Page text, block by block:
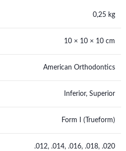
0,25 kg
10 × 10 × 10 cm
American Orthodontics
Inferior, Superior
Form I (Trueform)
.012, .014, .016, .018, .020